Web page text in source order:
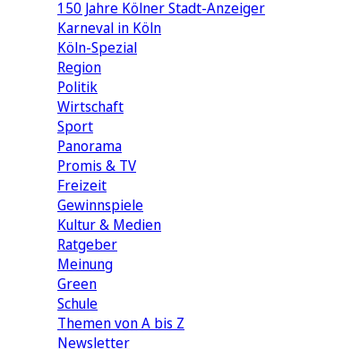
150 Jahre Kölner Stadt-Anzeiger
Karneval in Köln
Köln-Spezial
Region
Politik
Wirtschaft
Sport
Panorama
Promis & TV
Freizeit
Gewinnspiele
Kultur & Medien
Ratgeber
Meinung
Green
Schule
Themen von A bis Z
Newsletter